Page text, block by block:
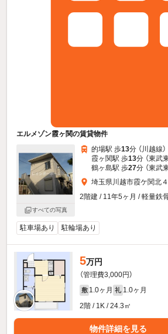
エルメゾン霞ヶ関の賃貸物件
すべての写真
的場駅 歩13分 （川越線）
霞ヶ関駅 歩13分 （東武
鶴ヶ島駅 歩27分 （東武
埼玉県川越市霞ケ関北
2階建 / 11年5ヶ月 / 軽量鉄
駐車場あり 駐輪場あり
5万円
（管理費3,000円）
敷 1.0ヶ月 礼 1.0ヶ月
2階 / 1K / 24.3㎡
物件詳細を見る